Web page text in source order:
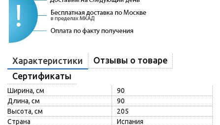
Характеристики
Отзывы о товаре
Сертификаты
Ширина, см
90
Длина, см
90
Высота, см
205
Страна
Испания